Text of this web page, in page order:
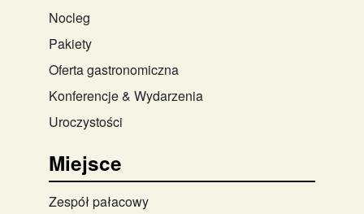
Nocleg
Pakiety
Oferta gastronomiczna
Konferencje & Wydarzenia
Uroczystości
Miejsce
Zespół pałacowy